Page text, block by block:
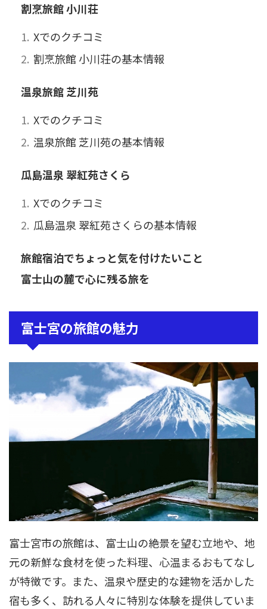
割烹旅館 小川荘
Xでのクチコミ
割烹旅館 小川荘の基本情報
温泉旅館 芝川苑
Xでのクチコミ
温泉旅館 芝川苑の基本情報
瓜島温泉 翠紅苑さくら
Xでのクチコミ
瓜島温泉 翠紅苑さくらの基本情報
旅館宿泊でちょっと気を付けたいこと
富士山の麓で心に残る旅を
富士宮の旅館の魅力
富士宮市の旅館は、富士山の絶景を望む立地や、地
元の新鮮な食材を使った料理、心温まるおもてなし
が特徴です。また、温泉や歴史的な建物を活かした
宿も多く、訪れる人々に特別な体験を提供していま